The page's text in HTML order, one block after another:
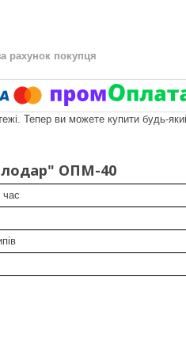
рахунок покупця
Тепер ви можете купити будь-
ОПМ-40
час